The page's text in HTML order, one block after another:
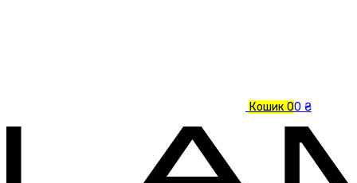
Кошик 00 ₴